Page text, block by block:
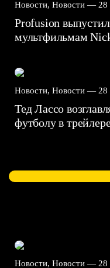
Новости, Новости — 28
Profusion
мультфильмам
Новости, Новости — 28
Тед Лассо
футболу в
Новости, Новости — 28